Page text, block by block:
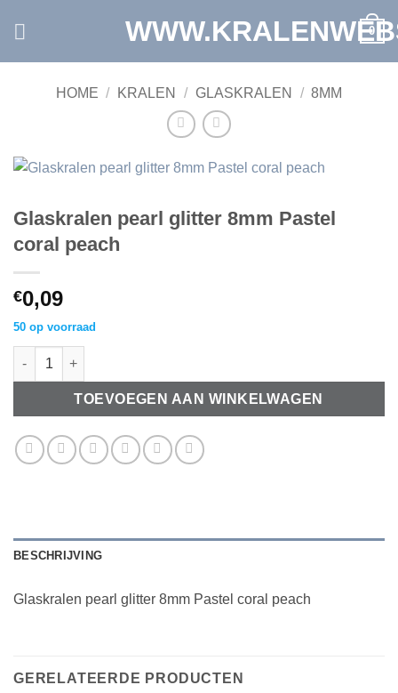
0
HOME / KRALEN / GLASKRALEN / 8MM
Glaskralen pearl glitter 8mm Pastel
coral peach
€0,09
50 op voorraad
Glaskralen pearl glitter 8mm Pastel coral peach aantal
TOEVOEGEN AAN WINKELWAGEN
BESCHRIJVING
Glaskralen pearl glitter 8mm Pastel coral peach
GERELATEERDE PRODUCTEN